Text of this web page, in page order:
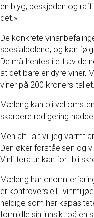
en blyg, beskjeden og
det.»
De konkrete
spesialpolene, og kan
De må hentes i ett av de
at det bare er dyre viner,
viner på 200 kroners-tallet.
Mæleng kan bli vel
skarpere redigering
Men alt i alt vil jeg varmt
Den øker forståelsen og
Vinlitteratur kan fort bli
Mæleng har enorm
er kontroversiell i
heldige som har
formidle sin innsikt på en